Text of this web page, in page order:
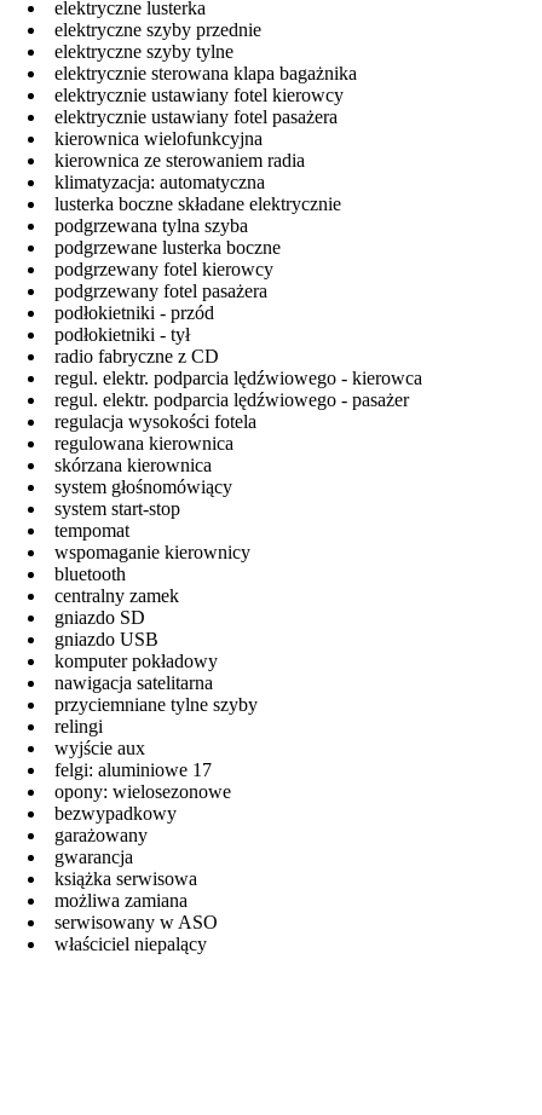
elektryczne lusterka
elektryczne szyby przednie
elektryczne szyby tylne
elektrycznie sterowana klapa bagażnika
elektrycznie ustawiany fotel kierowcy
elektrycznie ustawiany fotel pasażera
kierownica wielofunkcyjna
kierownica ze sterowaniem radia
klimatyzacja: automatyczna
lusterka boczne składane elektrycznie
podgrzewana tylna szyba
podgrzewane lusterka boczne
podgrzewany fotel kierowcy
podgrzewany fotel pasażera
podłokietniki - przód
podłokietniki - tył
radio fabryczne z CD
regul. elektr. podparcia lędźwiowego - kierowca
regul. elektr. podparcia lędźwiowego - pasażer
regulacja wysokości fotela
regulowana kierownica
skórzana kierownica
system głośnomówiący
system start-stop
tempomat
wspomaganie kierownicy
bluetooth
centralny zamek
gniazdo SD
gniazdo USB
komputer pokładowy
nawigacja satelitarna
przyciemniane tylne szyby
relingi
wyjście aux
felgi: aluminiowe 17
opony: wielosezonowe
bezwypadkowy
garażowany
gwarancja
książka serwisowa
możliwa zamiana
serwisowany w ASO
właściciel niepalący